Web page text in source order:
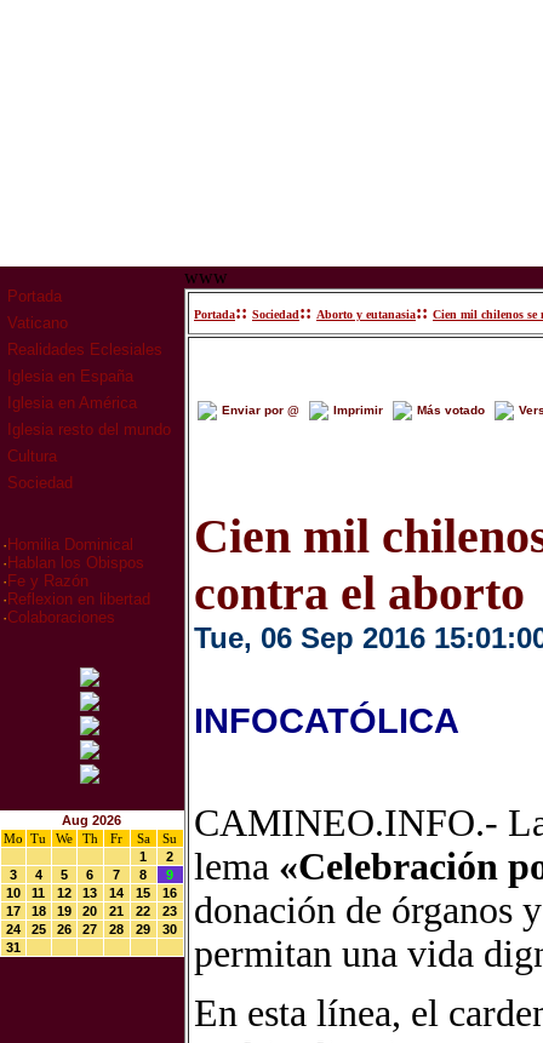
Portada
Vaticano
Realidades Eclesiales
Iglesia en España
Iglesia en América
Iglesia resto del mundo
Cultura
Sociedad
· Homilia Dominical
· Hablan los Obispos
· Fe y Razón
· Reflexion en libertad
·Colaboraciones
Aug 2026
Mo
Tu We Th Fr Sa
Su
1
2
3
4 5 6 7 8
9
10
11 12 13 14 15
16
17
18 19 20 21 22
23
24
25 26 27 28 29
30
31
www
Portada:: Sociedad:: Aborto y eutanasia:: Cien mil chilenos se
Enviar por @ Imprimir Más votado
Cien mil
contra el aborto
Tue, 06 Sep 2016
INFOCATÓLICA
CAMINEO.INFO.-
lema «Celebración
donación de órganos
permitan una vida
En esta línea, el